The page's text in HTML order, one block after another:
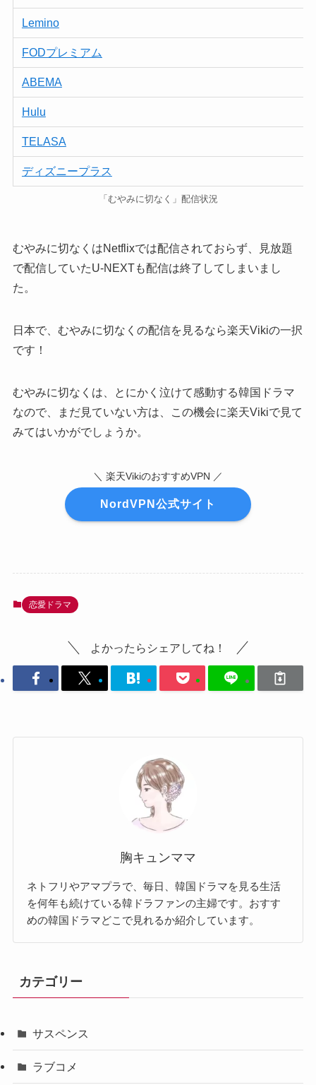
Lemino
FODプレミアム
ABEMA
Hulu
TELASA
ディズニープラス
「むやみに切なく」配信状況
むやみに切なくはNetflixでは配信されておらず、見放題
で配信していたU-NEXTも配信は終了してしまいまし
た。
日本で、むやみに切なくの配信を見るなら楽天Vikiの一択
です！
むやみに切なくは、とにかく泣けて感動する韓国ドラマ
なので、まだ見ていない方は、この機会に楽天Vikiで見て
みてはいかがでしょうか。
＼ 楽天VikiのおすすめVPN ／
NordVPN公式サイト
恋愛ドラマ
よかったらシェアしてね！
胸キュンママ
ネトフリやアマプラで、毎日、韓国ドラマを見る生活
を何年も続けている韓ドラファンの主婦です。おすす
めの韓国ドラマどこで見れるか紹介しています。
カテゴリー
サスペンス
ラブコメ